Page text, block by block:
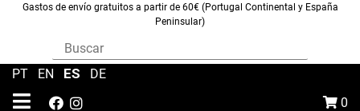
Gastos de envío gratuitos a partir de 60€ (Portugal Continental y España
Peninsular)
0
PT EN ES DE